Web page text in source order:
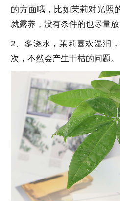
的方面哦，比如茉莉对光照
就露养，没有条件的也尽量放
2、多浇水，茉莉喜欢湿润
次，不然会产生干枯的问题。